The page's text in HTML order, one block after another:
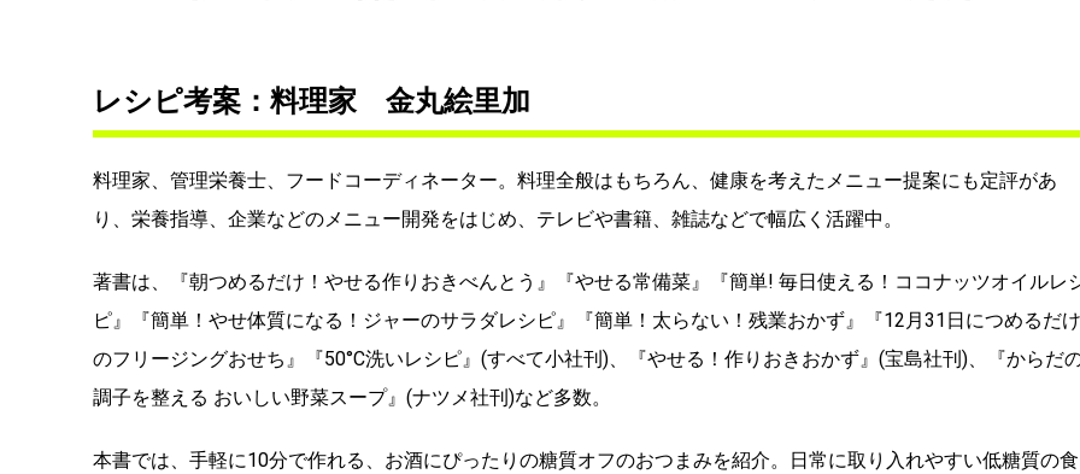
レシピ考案：料理家 金丸絵里加
料理家、管理栄養士、フードコーディネーター。料理全般はもちろん、健康を考えたメニュー提案にも定評があ
り、栄養指導、企業などのメニュー開発をはじめ、テレビや書籍、雑誌などで幅広く活躍中。
著書は、『朝つめるだけ！やせる作りおきべんとう』『やせる常備菜』『簡単! 毎日使える！ココナッツオイルレ
ピ』『簡単！やせ体質になる！ジャーのサラダレシピ』『簡単！太らない！残業おかず』『12月31日につめるだけ
のフリージングおせち』『50°C洗いレシピ』(すべて小社刊)、『やせる！作りおきおかず』(宝島社刊)、『からだ
調子を整える おいしい野菜スープ』(ナツメ社刊)など多数。
本書では、手軽に10分で作れる、お酒にぴったりの糖質オフのおつまみを紹介。日常に取り入れやすい低糖質の食